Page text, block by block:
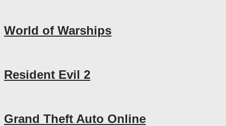
World of Warships
Resident Evil 2
Grand Theft Auto Online